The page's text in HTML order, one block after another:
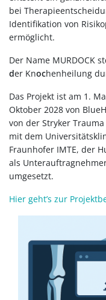
bei
Identifikation von
ermöglicht.
Der Name MURDOCK
der Knochenheilung
Das Projekt ist am 1.
Oktober 2028 von
von der Stryker
mit dem
Fraunhofer IMTE, der
als
umgesetzt.
Hier geht’s zur